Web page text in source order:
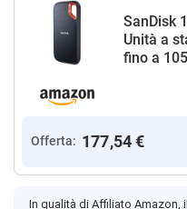
SanDisk
Unità a
fino a
Offerta: 177,54 €
In qualità di Affiliato Amazon,